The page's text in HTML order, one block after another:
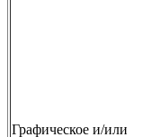
Графическое и/или